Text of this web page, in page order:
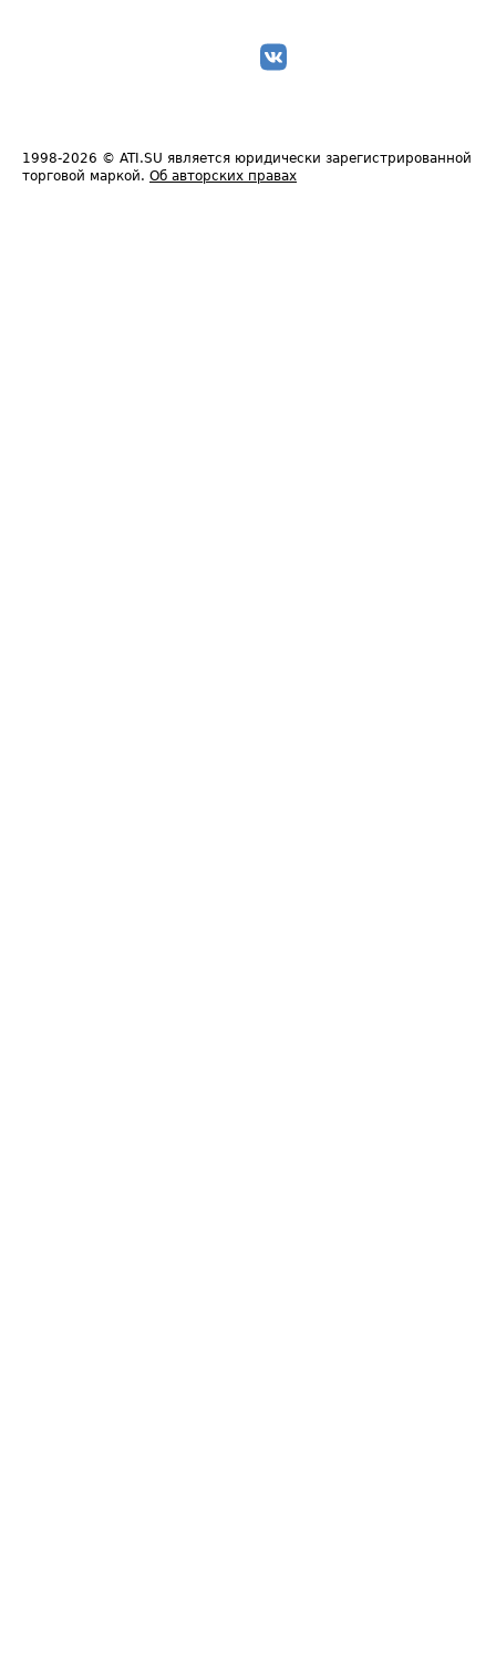
1998-2026 © ATI.SU является юридически зарегистрированной
торговой маркой. Об авторских правах